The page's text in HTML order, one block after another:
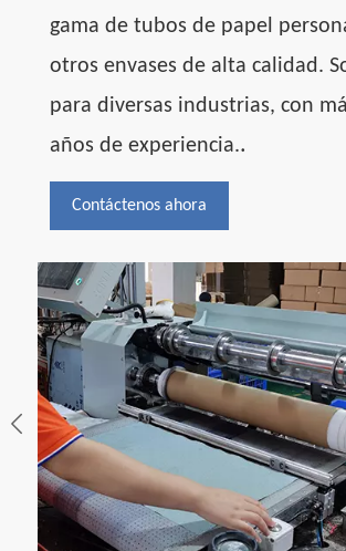
gama de tubos de papel
otros envases de alta calidad.
para diversas industrias, con
años de experiencia..
Contáctenos ahora